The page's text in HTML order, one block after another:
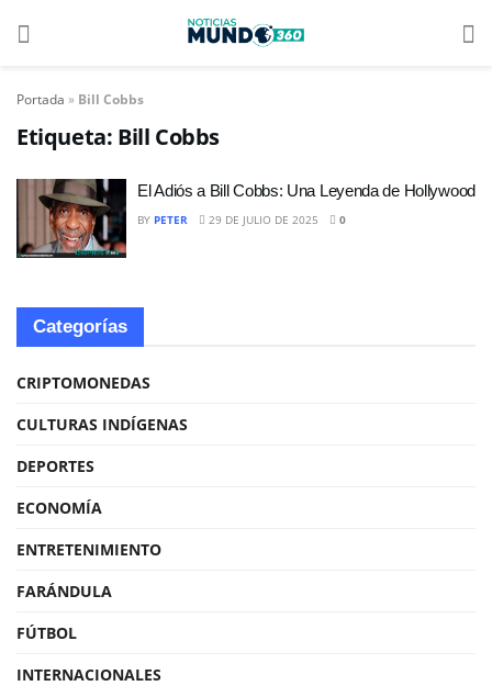
Portada » Bill Cobbs
Etiqueta: Bill Cobbs
El Adiós a Bill Cobbs: Una Leyenda de Hollywood
BY PETER 29 DE JULIO DE 2025 0
Categorías
CRIPTOMONEDAS
CULTURAS INDÍGENAS
DEPORTES
ECONOMÍA
ENTRETENIMIENTO
FARÁNDULA
FÚTBOL
INTERNACIONALES